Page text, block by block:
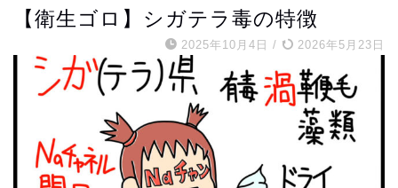
【衛生ゴロ】シガテラ毒の特徴
2025年10月4日 / 2026年5月23日